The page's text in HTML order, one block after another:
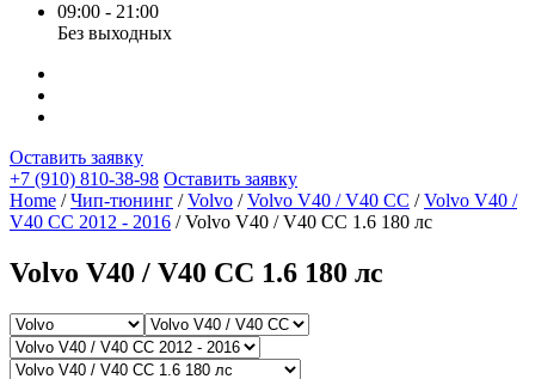
09:00 - 21:00
Без выходных
Оставить заявку
+7 (910) 810-38-98 Оставить заявку
Home /Чип-тюнинг /Volvo /Volvo V40 / V40 CC /Volvo V40 /
V40 CC 2012 - 2016 / Volvo V40 / V40 CC 1.6 180 лс
Volvo V40 / V40 CC 1.6 180 лс